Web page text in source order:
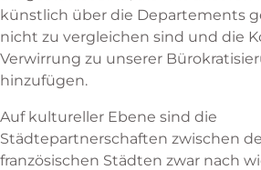
künstlich über die Departements
nicht zu vergleichen sind und die
Verwirrung zu unserer
hinzufügen.
Auf kultureller Ebene sind die
Städtepartnerschaften zwischen
französischen Städten zwar nach